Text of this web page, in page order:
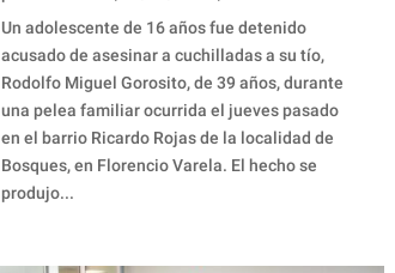
Un adolescente de 16 años fue detenido
acusado de asesinar a cuchilladas a su tío,
Rodolfo Miguel Gorosito, de 39 años, durante
una pelea familiar ocurrida el jueves pasado
en el barrio Ricardo Rojas de la localidad de
Bosques, en Florencio Varela. El hecho se
produjo...